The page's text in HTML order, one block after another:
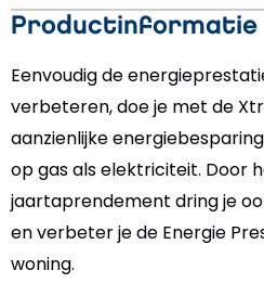
Productinformatie
Eenvoudig de
verbeteren, doe je met de
aanzienlijke
op gas als elektriciteit. Door
jaartaprendement dring je
en verbeter je de Energie
woning.